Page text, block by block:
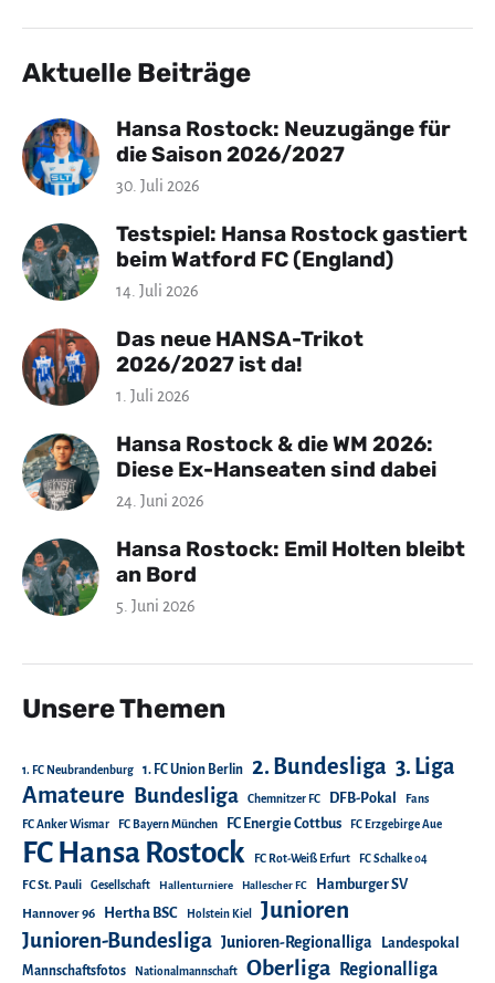
Aktuelle Beiträge
Hansa Rostock: Neuzugänge für
die Saison 2026/2027
30. Juli 2026
Testspiel: Hansa Rostock gastiert
beim Watford FC (England)
14. Juli 2026
Das neue HANSA-Trikot
2026/2027 ist da!
1. Juli 2026
Hansa Rostock & die WM 2026:
Diese Ex-Hanseaten sind dabei
24. Juni 2026
Hansa Rostock: Emil Holten bleibt
an Bord
5. Juni 2026
Unsere Themen
1. FC Neubrandenburg 1. FC Union Berlin 2. Bundesliga 3. Liga
Amateure Bundesliga Chemnitzer FC DFB-Pokal Fans
FC Anker Wismar FC Bayern München FC Energie Cottbus FC Erzgebirge Aue
FC Hansa Rostock FC Rot-Weiß Erfurt FC Schalke 04
FC St. Pauli Gesellschaft Hallenturniere Hallescher FC Hamburger SV
Hannover 96 Hertha BSC Holstein Kiel Junioren
Junioren-Bundesliga Junioren-Regionalliga
Landespokal
Mannschaftsfotos
Nationalmannschaft Oberliga Regionalliga